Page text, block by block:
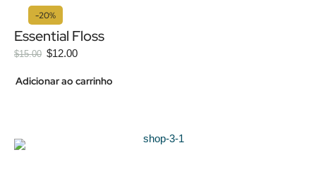
-20%
Essential Floss
$15.00 $12.00
Adicionar ao carrinho